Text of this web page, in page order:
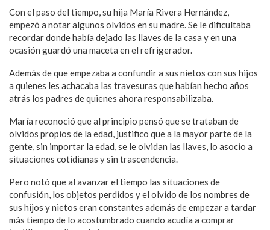
Con el paso del tiempo, su hija María Rivera Hernández,
empezó a notar algunos olvidos en su madre. Se le dificultaba
recordar donde había dejado las llaves de la casa y en una
ocasión guardó una maceta en el refrigerador.
Además de que empezaba a confundir a sus nietos con sus hijos
a quienes les achacaba las travesuras que habían hecho años
atrás los padres de quienes ahora responsabilizaba.
María reconoció que al principio pensó que se trataban de
olvidos propios de la edad, justifico que a la mayor parte de la
gente, sin importar la edad, se le olvidan las llaves, lo asocio a
situaciones cotidianas y sin trascendencia.
Pero notó que al avanzar el tiempo las situaciones de
confusión, los objetos perdidos y el olvido de los nombres de
sus hijos y nietos eran constantes además de empezar a tardar
más tiempo de lo acostumbrado cuando acudía a comprar